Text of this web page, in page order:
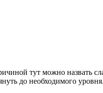
тут можно назвать
до необходимого уровня.